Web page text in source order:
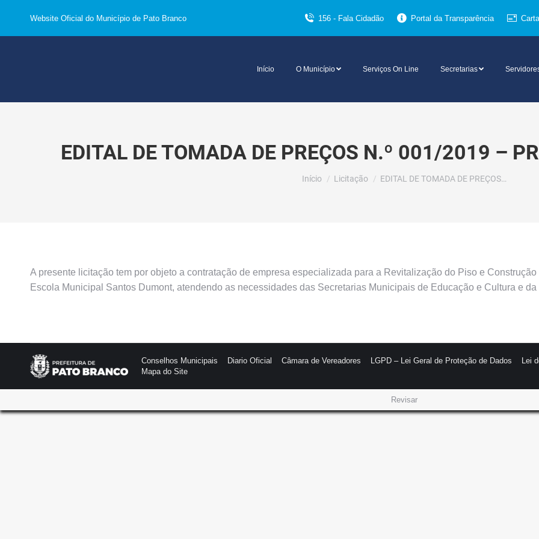
Website Oficial do Município de Pato Branco 156 - Fala Cidadão Portal da Transparência
Início O Município Serviços On Line Secretarias
EDITAL DE TOMADA DE PREÇOS N.º 001/2019 –
Você está aqui:
Início Licitação EDITAL DE TOMADA DE PREÇOS…
A presente licitação tem por objeto a contratação de empresa especializada para a Revitalização do Piso e
Escola Municipal Santos Dumont, atendendo as necessidades das Secretarias Municipais de Educação e Cultura e
Conselhos Municipais Diario Oficial Câmara de Vereadores LGPD – Lei Geral de Proteção de Dados Lei
Mapa do Site
Revisar